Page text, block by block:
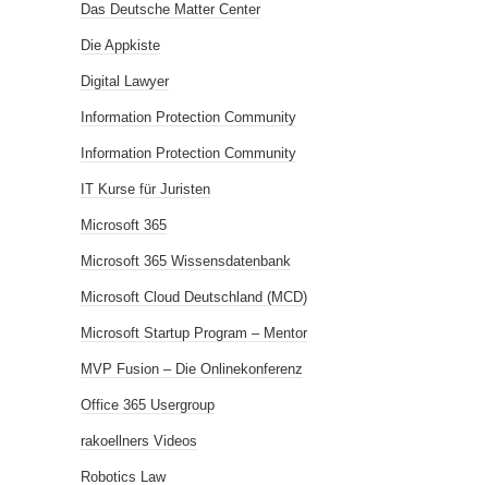
Das Deutsche Matter Center
Die Appkiste
Digital Lawyer
Information Protection Community
Information Protection Community
IT Kurse für Juristen
Microsoft 365
Microsoft 365 Wissensdatenbank
Microsoft Cloud Deutschland (MCD)
Microsoft Startup Program – Mentor
MVP Fusion – Die Onlinekonferenz
Office 365 Usergroup
rakoellners Videos
Robotics Law